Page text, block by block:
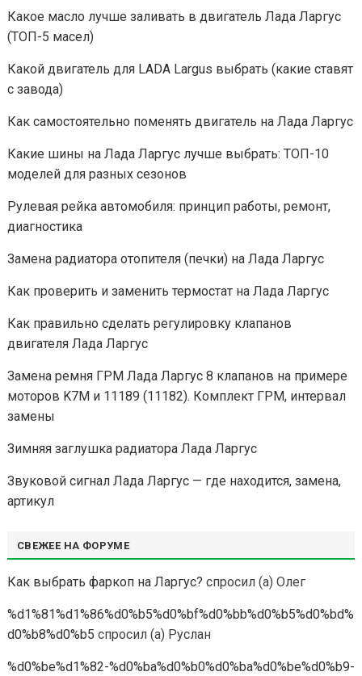
Какое масло лучше заливать в двигатель Лада Ларгус
(ТОП-5 масел)
Какой двигатель для LADA Largus выбрать (какие ставят
с завода)
Как самостоятельно поменять двигатель на Лада Ларгус
Какие шины на Лада Ларгус лучше выбрать: ТОП-10
моделей для разных сезонов
Рулевая рейка автомобиля: принцип работы, ремонт,
диагностика
Замена радиатора отопителя (печки) на Лада Ларгус
Как проверить и заменить термостат на Лада Ларгус
Как правильно сделать регулировку клапанов
двигателя Лада Ларгус
Замена ремня ГРМ Лада Ларгус 8 клапанов на примере
моторов K7M и 11189 (11182). Комплект ГРМ, интервал
замены
Зимняя заглушка радиатора Лада Ларгус
Звуковой сигнал Лада Ларгус — где находится, замена,
артикул
СВЕЖЕЕ НА ФОРУМЕ
Как выбрать фаркоп на Ларгус? спросил (а) Олег
%d1%81%d1%86%d0%b5%d0%bf%d0%bb%d0%b5%d0%bd%
d0%b8%d0%b5 спросил (а) Руслан
%d0%be%d1%82-%d0%ba%d0%b0%d0%ba%d0%be%d0%b9-